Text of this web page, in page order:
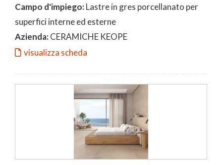
Campo d'impiego:Lastre in gres porcellanato per
superfici interne ed esterne
Azienda:CERAMICHE KEOPE
visualizza scheda